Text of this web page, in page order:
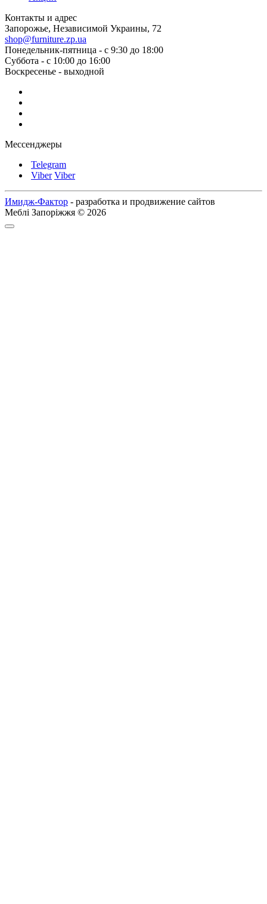
Контакты и адрес
Запорожье, Независимой Украины, 72
shop@furniture.zp.ua
Понедельник-пятница - с 9:30 до 18:00
Суббота - с 10:00 до 16:00
Воскресенье - выходной
Мессенджеры
Telegram
Viber Viber
Имидж-Фактор - разработка и продвижение сайтов
Меблі Запоріжжя © 2026